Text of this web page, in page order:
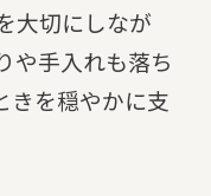
大切にしなが
や手入れも落ち
きを穏やかに支